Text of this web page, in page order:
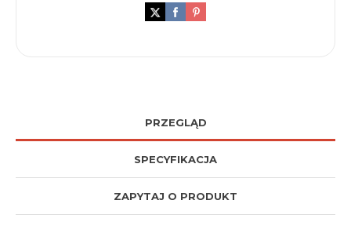
PRZEGLĄD
SPECYFIKACJA
ZAPYTAJ O PRODUKT